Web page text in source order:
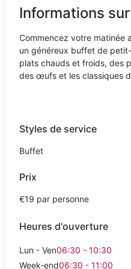
Informations
Commencez votre matinée
un généreux buffet de
plats chauds et froids, des
des œufs et les classiques
Styles de service
Buffet
Prix
€19 par personne
Heures d'ouverture
Lun - Ven06:30 - 10:30
Week-end06:30 - 11:00